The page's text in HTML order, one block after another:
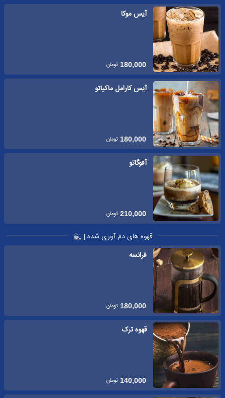
آیس موکا
180,000 تومان
آیس کارامل ماکیاتو
180,000 تومان
آفوگاتو
210,000 تومان
قهوه های دم آوری شده |
فرانسه
180,000 تومان
قهوه ترک
140,000 تومان